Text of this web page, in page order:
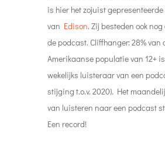
is hier het zojuist gepresenteerde
van Edison. Zij besteden ook
de podcast. Cliffhanger: 28% van
Amerikaanse populatie van 12+
wekelijks luisteraar van een
stijging t.o.v. 2020). Het
van luisteren naar een podcast
Een record!